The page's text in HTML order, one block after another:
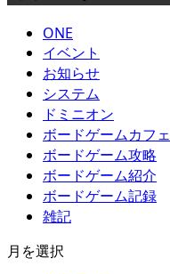
ONE
イベント
お知らせ
システム
ドミニオン
ボードゲームカフェ
ボードゲーム攻略
ボードゲーム紹介
ボードゲーム記録
雑記
月を選択